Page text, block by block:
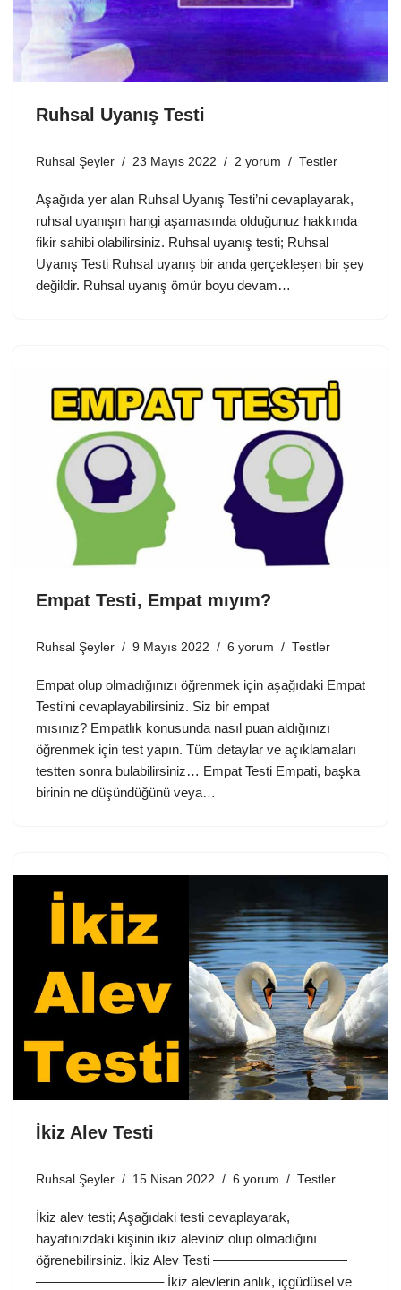
Ruhsal Uyanış Testi
Ruhsal Şeyler 23 Mayıs 2022 2 yorum Testler
Aşağıda yer alan Ruhsal Uyanış Testi’ni cevaplayarak,
ruhsal uyanışın hangi aşamasında olduğunuz hakkında
fikir sahibi olabilirsiniz. Ruhsal uyanış testi; Ruhsal
Uyanış Testi Ruhsal uyanış bir anda gerçekleşen bir şey
değildir. Ruhsal uyanış ömür boyu devam…
Empat Testi, Empat mıyım?
Ruhsal Şeyler 9 Mayıs 2022 6 yorum Testler
Empat olup olmadığınızı öğrenmek için aşağıdaki Empat
Testi‘ni cevaplayabilirsiniz. Siz bir empat
mısınız? Empatlık konusunda nasıl puan aldığınızı
öğrenmek için test yapın. Tüm detaylar ve açıklamaları
testten sonra bulabilirsiniz… Empat Testi Empati, başka
birinin ne düşündüğünü veya…
İkiz Alev Testi
Ruhsal Şeyler 15 Nisan 2022 6 yorum Testler
İkiz alev testi; Aşağıdaki testi cevaplayarak,
hayatınızdaki kişinin ikiz aleviniz olup olmadığını
öğrenebilirsiniz. İkiz Alev Testi ——————————
—————————– İkiz alevlerin anlık, içgüdüsel ve